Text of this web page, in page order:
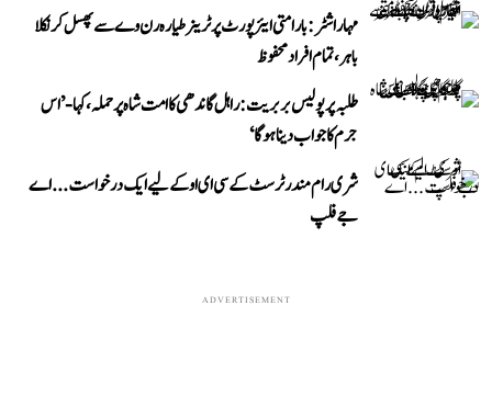
مہاراشٹر: بارامتی ایئرپورٹ پر ٹرینر طیارہ رن وے سے پھسل کر نکلا
باہر، تمام افراد محفوظ
طلبہ پر پولیس بربریت: راہل گاندھی کا امت شاہ پر حملہ، کہا- ’اس
جرم کا جواب دینا ہوگا‘
شری رام مندر ٹرسٹ کے سی ای او کے لیے ایک درخواست...اے
جے فلپ
ADVERTISEMENT